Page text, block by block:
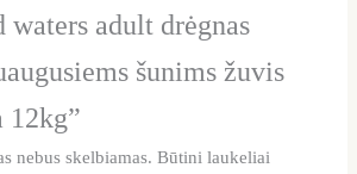
adult drėgnas
šunims žuvis
12kg”
nebus skelbiamas. Būtini laukeliai